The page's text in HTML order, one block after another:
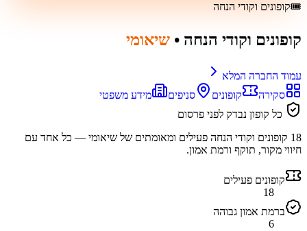
🎟️קופונים וקודי הנחה
קופונים וקודי הנחה • שיאומי
עמוד החברה המלא
סקירה
קופונים סניפים
מידע משפטי
כל קופון נבדק לפני פרסום
18 קופונים וקודי הנחה פעילים ומאומתים של שיאומי — כל אחד עם
חיווי מקור, תוקף ורמת אמון.
קופונים פעילים
18
ברמת אמון גבוהה
6